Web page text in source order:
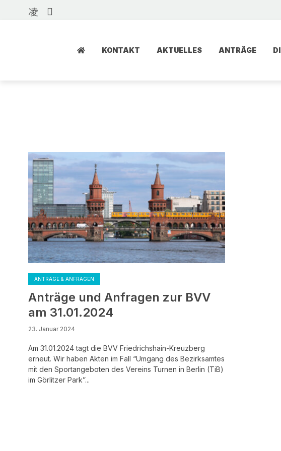
KONTAKT AKTUELLES ANTRÄGE
ANTRÄGE & ANFRAGEN
Anträge und Anfragen zur BVV
am 31.01.2024
23. Januar 2024
Am 31.01.2024 tagt die BVV Friedrichshain-Kreuzberg
erneut. Wir haben Akten im Fall “Umgang des Bezirksamtes
mit den Sportangeboten des Vereins Turnen in Berlin (TiB)
im Görlitzer Park”...